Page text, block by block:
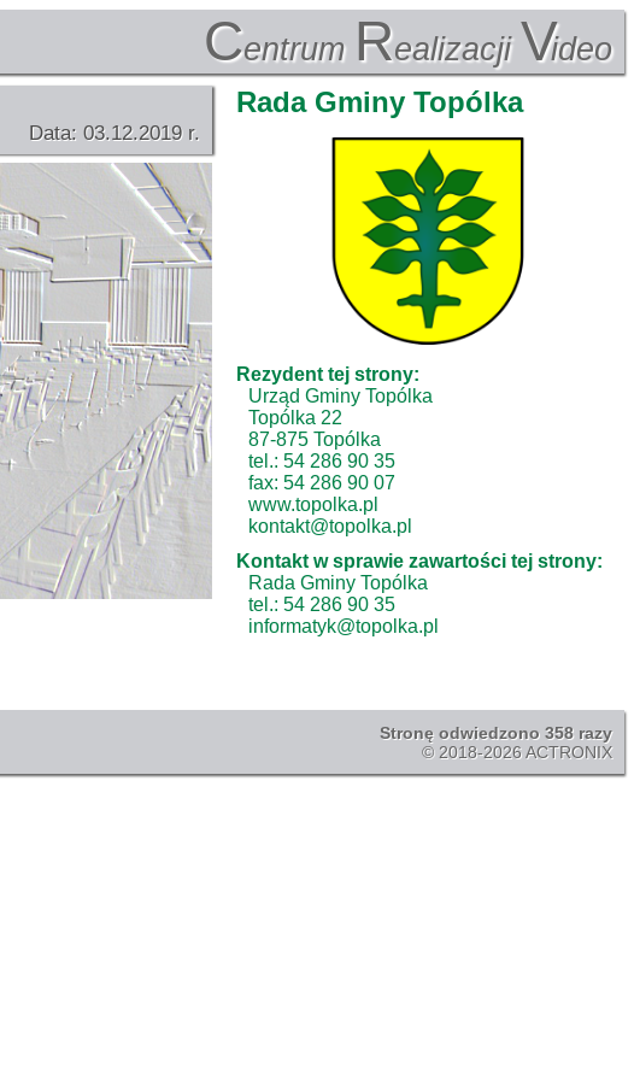
Centrum Realizacji Video
Data: 03.12.2019 r.
Rada Gminy Topólka
Rezydent tej strony:
Urząd Gminy Topólka
Topólka 22
87-875 Topólka
tel.: 54 286 90 35
fax: 54 286 90 07
www.topolka.pl
kontakt@topolka.pl
Kontakt w sprawie zawartości tej strony:
Rada Gminy Topólka
tel.: 54 286 90 35
informatyk@topolka.pl
Stronę odwiedzono 358 razy
© 2018-2026 ACTRONIX